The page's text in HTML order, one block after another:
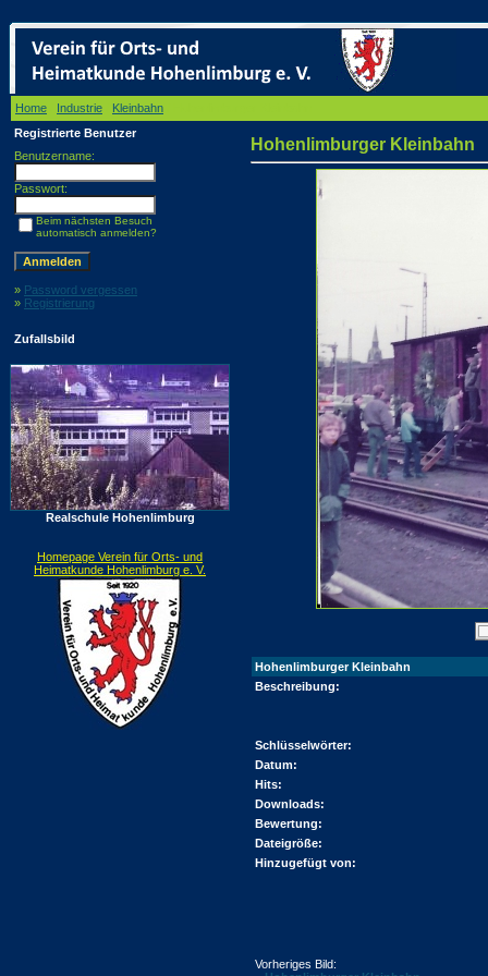
Home Industrie Kleinbahn
Registrierte Benutzer
Benutzername:
Passwort:
Beim nächsten Besuch
automatisch anmelden?
» Password vergessen
» Registrierung
Zufallsbild
Realschule Hohenlimburg
Homepage Verein für Orts- und
Heimatkunde Hohenlimburg e. V.
Hohenlimburger Kleinbahn
Hohenlimburger Kleinbahn
Beschreibung:
Schlüsselwörter:
Datum:
Hits:
Downloads:
Bewertung:
Dateigröße:
Hinzugefügt von:
Vorheriges Bild: